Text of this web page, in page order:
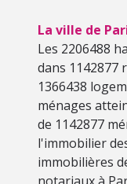
La ville de
Les 2206488
dans 1142877
1366438
ménages
de 1142877
l'immobilier
immobilières